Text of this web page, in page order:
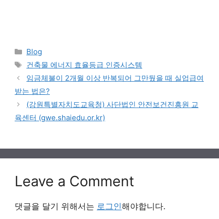
Categories
Blog
Tags
건축물 에너지 효율등급 인증시스템
임금체불이 2개월 이상 반복되어 그만뒀을 때 실업급여
받는 법은?
(강원특별자치도교육청) 사단법인 안전보건진흥원 교
육센터 (gwe.shaiedu.or.kr)
Leave a Comment
댓글을 달기 위해서는 로그인해야합니다.